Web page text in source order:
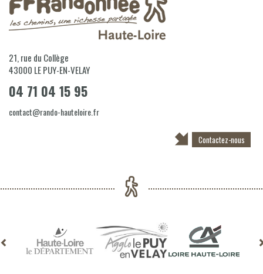
21, rue du Collège
43000 LE PUY-EN-VELAY
04 71 04 15 95
contact@rando-hauteloire.fr
Contactez-nous